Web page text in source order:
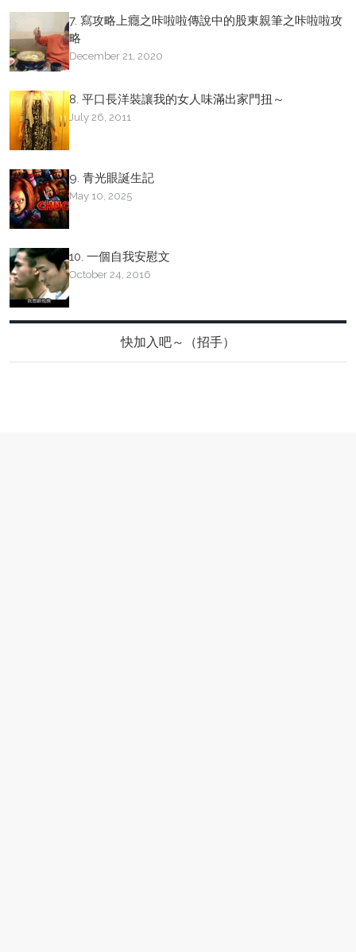
7. 寫攻略上癮之咔啦啦傳說中的股東親筆之咔啦啦攻
略
December 21, 2020
8. 平口長洋裝讓我的女人味滿出家門扭～
July 26, 2011
9. 青光眼誕生記
May 10, 2025
10. 一個自我安慰文
October 24, 2016
快加入吧～（招手）